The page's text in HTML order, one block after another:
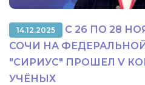
14.12.2025
С 26 ПО 28
СОЧИ НА
"СИРИУС" ПРОШЕЛ V
УЧЁНЫХ